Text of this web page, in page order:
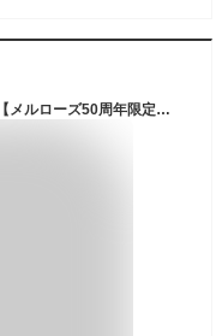
【SALE／10%OFF】MELROSE CLAIRE 【メルローズ50周年限定】【TAION 別注ハイネックダウンジャケット】 メルローズクレール ジャケット・アウター ダウンジャケット・ダウンベスト ブルー ホワイト ブラック【送料無料】